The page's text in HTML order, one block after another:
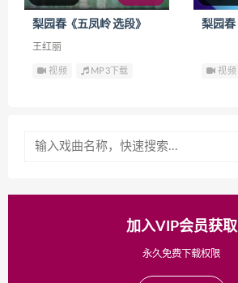
梨园春《五凤岭 选段》
王红丽
视频 MP3下载 视频
加入VIP会员获取
永久免费下载权限